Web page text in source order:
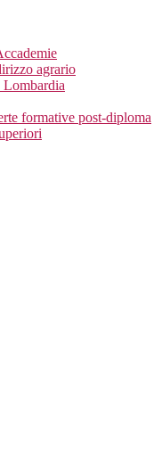
agrario
formative post-diploma